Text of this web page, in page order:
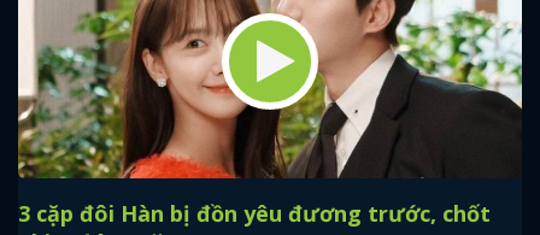
3 cặp đôi Hàn bị đồn yêu đương trước, chốt